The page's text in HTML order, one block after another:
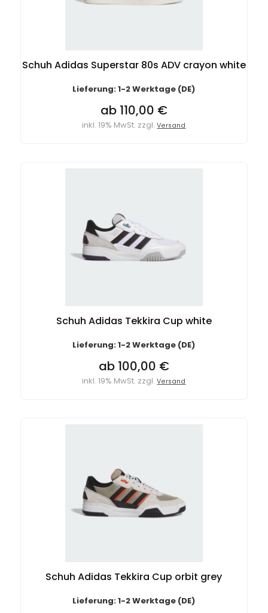
Schuh Adidas Superstar 80s ADV crayon white
Lieferung: 1-2 Werktage (DE)
ab 110,00 €
inkl. 19% MwSt. zzgl.Versand
Schuh Adidas Tekkira Cup white
Lieferung: 1-2 Werktage (DE)
ab 100,00 €
inkl. 19% MwSt. zzgl.Versand
Schuh Adidas Tekkira Cup orbit grey
Lieferung: 1-2 Werktage (DE)